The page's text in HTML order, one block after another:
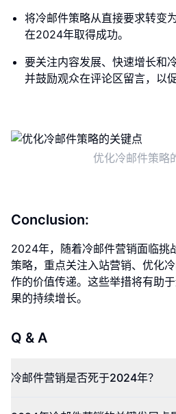
将冷邮件策略从直接要求转变
在2024年取得成功。
要关注内容发展、快速增长和
并鼓励观众在评论区留言，以
优化冷邮件策略
Conclusion:
2024年，随着冷邮件营销面临挑
策略，重点关注入站营销、优化
作的价值传递。这些举措将有助
果的持续增长。
Q & A
冷邮件营销是否死于2024年？